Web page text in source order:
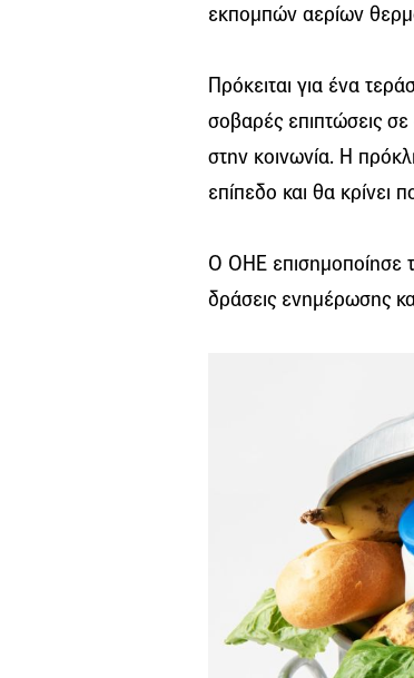
εκπομπών αερίων
Πρόκειται για ένα
σοβαρές επιπτώσεις σε
στην κοινωνία. Η
επίπεδο και θα κρίνει
Ο ΟΗΕ επισημοποίησε
δράσεις ενημέρωσης